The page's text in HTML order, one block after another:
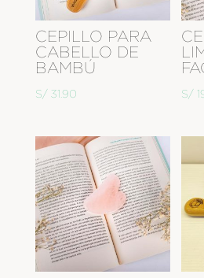
CEPILLO PARA
CABELLO DE
BAMBÚ
S/ 31.90 S/